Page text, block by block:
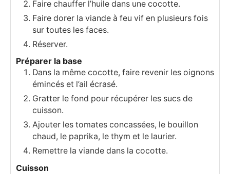
Faire chauffer l’huile dans une cocotte.
Faire dorer la viande à feu vif en plusieurs fois
sur toutes les faces.
Réserver.
Préparer la base
Dans la même cocotte, faire revenir les oignons
émincés et l’ail écrasé.
Gratter le fond pour récupérer les sucs de
cuisson.
Ajouter les tomates concassées, le bouillon
chaud, le paprika, le thym et le laurier.
Remettre la viande dans la cocotte.
Cuisson